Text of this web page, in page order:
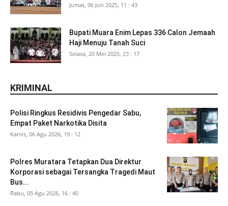
Jumat, 06 Jun 2025, 11 : 43
Bupati Muara Enim Lepas 336 Calon Jemaah
Haji Menuju Tanah Suci
Selasa, 20 Mei 2025, 23 : 17
KRIMINAL
Polisi Ringkus Residivis Pengedar Sabu,
Empat Paket Narkotika Disita
Kamis, 06 Agu 2026, 19 : 12
Polres Muratara Tetapkan Dua Direktur
Korporasi sebagai Tersangka Tragedi Maut
Bus...
Rabu, 05 Agu 2026, 16 : 40